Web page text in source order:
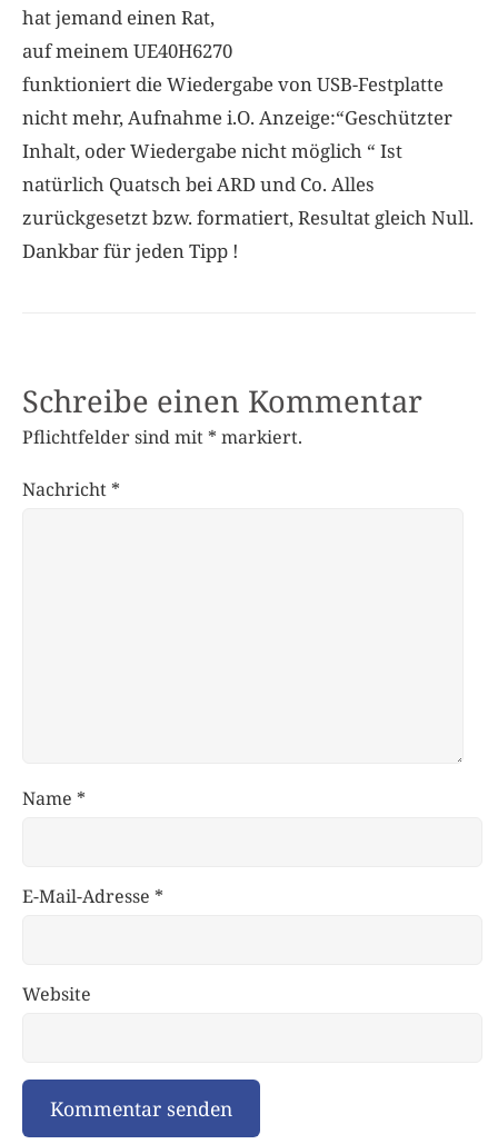
hat jemand einen Rat,
auf meinem UE40H6270
funktioniert die Wiedergabe von USB-Festplatte
nicht mehr, Aufnahme i.O. Anzeige:“Geschützter
Inhalt, oder Wiedergabe nicht möglich “ Ist
natürlich Quatsch bei ARD und Co. Alles
zurückgesetzt bzw. formatiert, Resultat gleich Null.
Dankbar für jeden Tipp !
Schreibe einen Kommentar
Pflichtfelder sind mit * markiert.
Nachricht *
Name *
E-Mail-Adresse *
Website